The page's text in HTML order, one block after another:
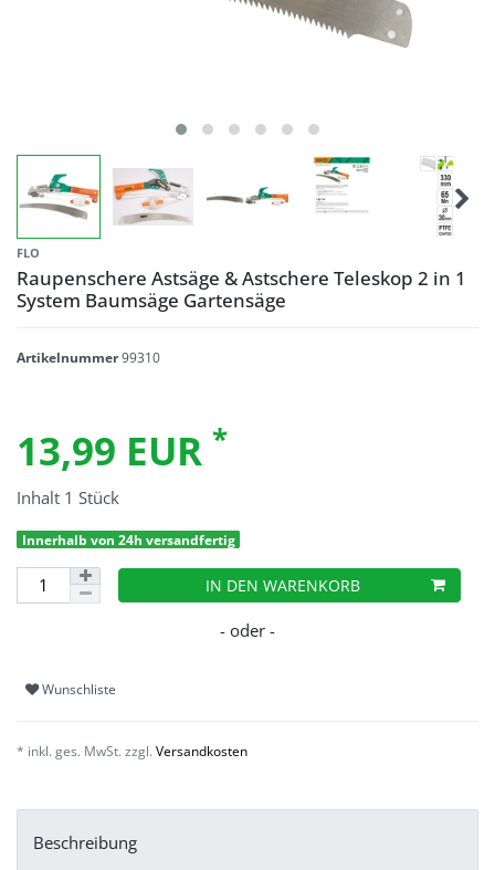
FLO
Raupenschere Astsäge & Astschere Teleskop 2 in 1
System Baumsäge Gartensäge
Artikelnummer99310
13,99 EUR *
Inhalt 1 Stück
Innerhalb von 24h versandfertig
IN DEN WARENKORB
Wunschliste
* inkl. ges. MwSt. zzgl. Versandkosten
Beschreibung